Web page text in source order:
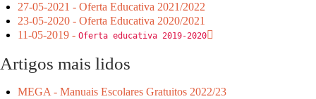
27-05-2021 - Oferta Educativa 2021/2022
23-05-2020 - Oferta Educativa 2020/2021
11-05-2019 - Oferta educativa 2019-2020
Artigos mais lidos
MEGA - Manuais Escolares Gratuitos 2022/23